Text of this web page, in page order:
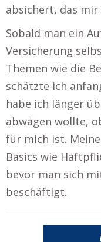
absichert, das
Sobald man ein
Versicherung
Themen wie die
schätzte ich
habe ich länger
abwägen wollte,
für mich ist.
Basics wie
bevor man sich
beschäftigt.